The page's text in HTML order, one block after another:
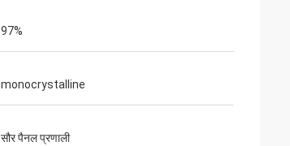
97%
monocrystalline
सौर पैनल प्रणाली